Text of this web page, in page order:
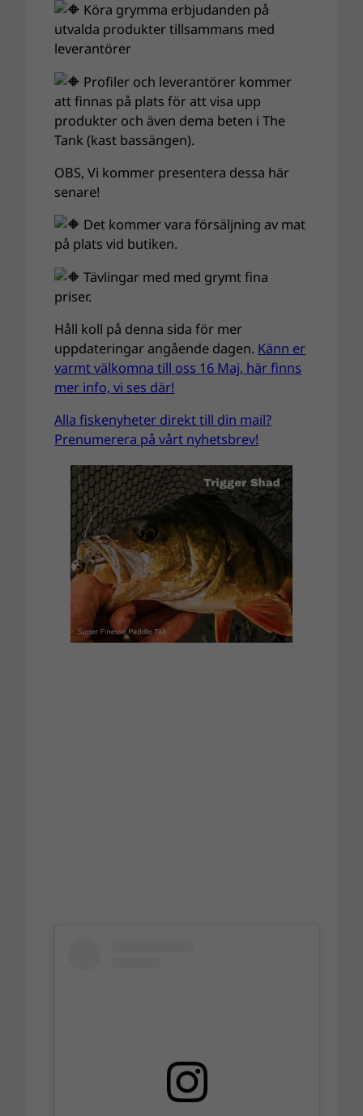
Köra grymma erbjudanden på
utvalda produkter tillsammans med
leverantörer
Profiler och leverantörer kommer
att finnas på plats för att visa upp
produkter och även dema beten i The
Tank (kast bassängen).
OBS, Vi kommer presentera dessa här
senare!
Det kommer vara försäljning av mat
på plats vid butiken.
Tävlingar med med grymt fina
priser.
Håll koll på denna sida för mer
uppdateringar angående dagen. Känn er
varmt välkomna till oss 16 Maj, här finns
mer info, vi ses där!
Alla fiskenyheter direkt till din mail?
Prenumerera på vårt nyhetsbrev!